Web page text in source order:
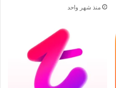
منذ شهر واحد